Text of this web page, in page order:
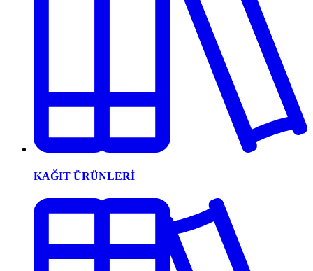
KAĞIT ÜRÜNLERİ